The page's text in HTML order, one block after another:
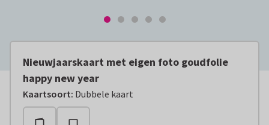
Nieuwjaarskaart met eigen foto goudfolie
happy new year
Kaartsoort: Dubbele kaart